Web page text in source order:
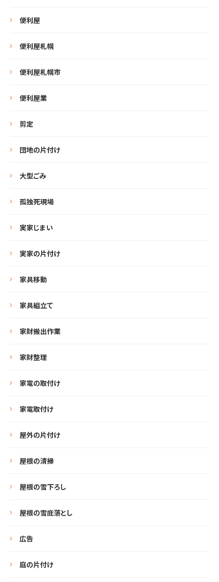
便利屋
便利屋札幌
便利屋札幌市
便利屋業
剪定
団地の片付け
大型ごみ
孤独死現場
実家じまい
実家の片付け
家具移動
家具組立て
家財搬出作業
家財整理
家電の取付け
家電取付け
屋外の片付け
屋根の清掃
屋根の雪下ろし
屋根の雪庇落とし
広告
庭の片付け